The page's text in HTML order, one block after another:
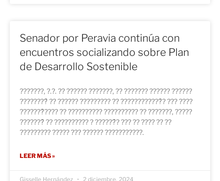
Senador por Peravia continúa con
encuentros socializando sobre Plan
de Desarrollo Sostenible
???????, ?.?. ?? ?????? ???????, ?? ??????? ?????? ??????
????????́ ?? ?????? ????????? ?? ????????????́? ??? ????
???????́???? ?? ?????????? ?????????? ?? ???????, ?????
???????́ ?? ?????????? ? ??????́? ??? ?? ???? ?? ??
????????? ????? ??? ?????? ???????????.
LEER MÁS »
Gisselle Hernández 2 diciembre, 2024